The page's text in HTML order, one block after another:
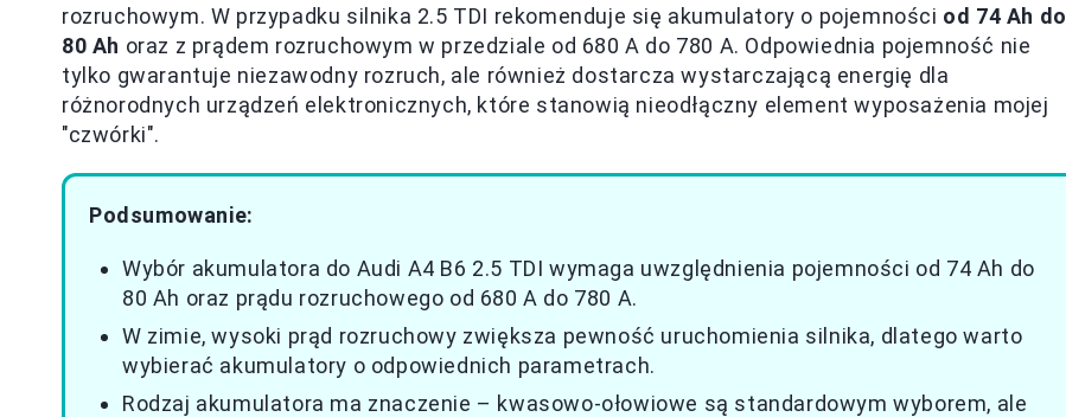
rozruchowym. W przypadku silnika 2.5 TDI rekomenduje się akumulatory o pojemności od 74 Ah do
80 Ah oraz z prądem rozruchowym w przedziale od 680 A do 780 A. Odpowiednia pojemność nie
tylko gwarantuje niezawodny rozruch, ale również dostarcza wystarczającą energię dla
różnorodnych urządzeń elektronicznych, które stanowią nieodłączny element wyposażenia mojej
"czwórki".
Podsumowanie:
Wybór akumulatora do Audi A4 B6 2.5 TDI wymaga uwzględnienia pojemności od 74 Ah do
80 Ah oraz prądu rozruchowego od 680 A do 780 A.
W zimie, wysoki prąd rozruchowy zwiększa pewność uruchomienia silnika, dlatego warto
wybierać akumulatory o odpowiednich parametrach.
Rodzaj akumulatora ma znaczenie – kwasowo-ołowiowe są standardowym wyborem, ale